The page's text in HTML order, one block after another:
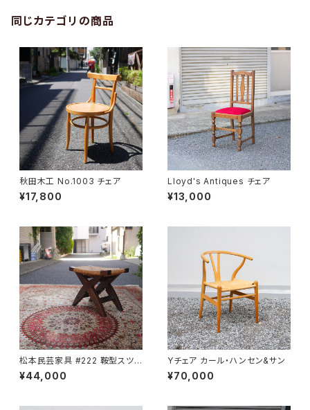
同じカテゴリの商品
秋田木工 No.1003 チェア
¥17,800
Lloyd's Antiques チェア
¥13,000
松本民芸家具 #222 鞍型スツ
ール
¥44,000
Yチェア カール・ハンセン&サン
¥70,000